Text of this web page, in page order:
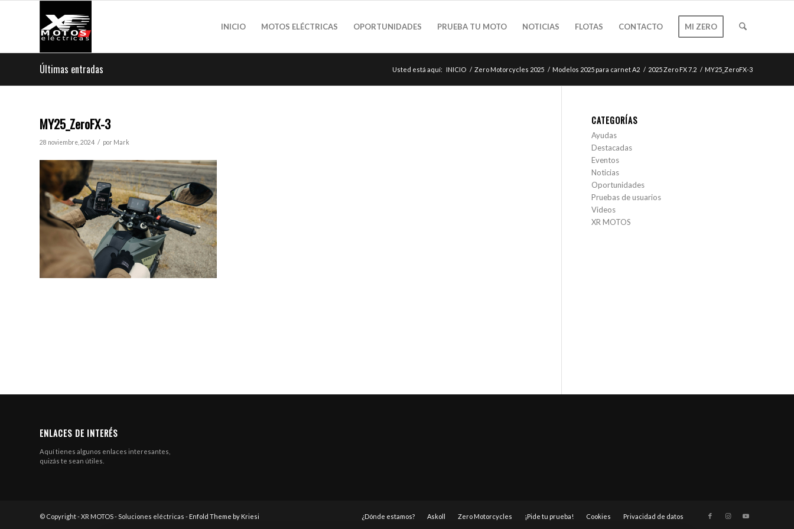
INICIO MOTOS ELÉCTRICAS OPORTUNIDADES PRUEBA TU MOTO NOTICIAS FLOTAS CONTACTO MI ZERO
Últimas entradas Usted está aquí: INICIO / Zero Motorcycles 2025 / Modelos 2025 para carnet A2 / 2025 Zero FX 7.2 / MY25_ZeroFX-3
MY25_ZeroFX-3
28 noviembre, 2024 / por Mark
CATEGORÍAS
Ayudas
Destacadas
Eventos
Noticias
Oportunidades
Pruebas de usuarios
Videos
XR MOTOS
ENLACES DE INTERÉS
Aquí tienes algunos enlaces interesantes,
quizás te sean útiles.
© Copyright - XR MOTOS - Soluciones eléctricas - Enfold Theme by Kriesi ¿Dónde estamos? Askoll Zero Motorcycles ¡Pide tu prueba! Cookies Privacidad de datos